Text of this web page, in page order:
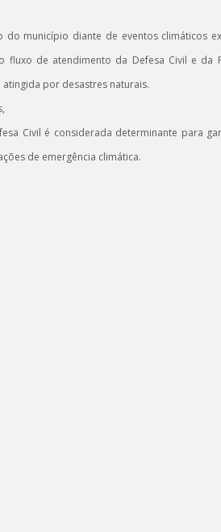
município diante de eventos climáticos
de atendimento da Defesa Civil e da
por desastres naturais.
Civil é considerada determinante para
de emergência climática.